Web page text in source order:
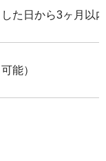
た日から3ヶ月以内
能）